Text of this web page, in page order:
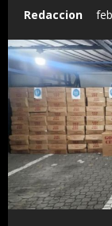
Redaccion